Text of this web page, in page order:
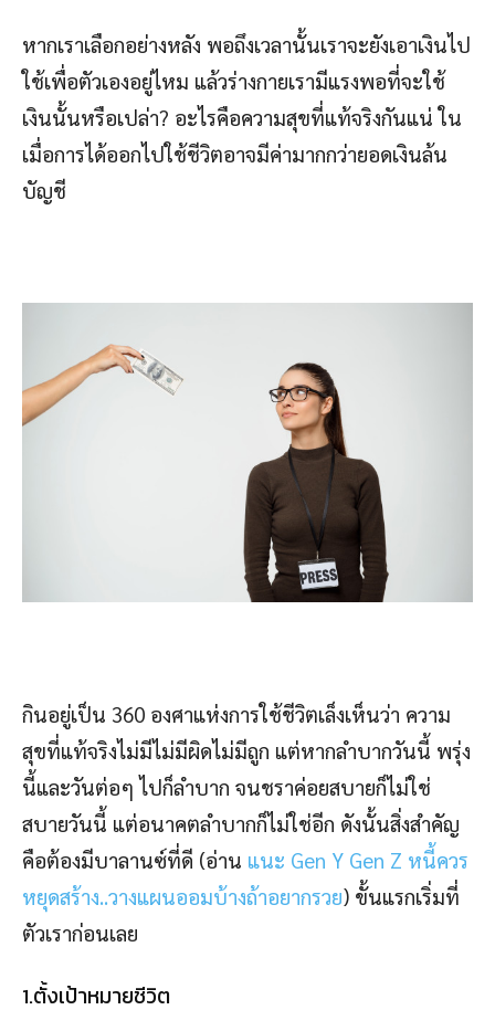
หากเราเลือกอย่างหลัง พอถึงเวลานั้นเราจะยังเอาเงินไป
ใช้เพื่อตัวเองอยู่ไหม แล้วร่างกายเรามีแรงพอที่จะใช้
เงินนั้นหรือเปล่า? อะไรคือความสุขที่แท้จริงกันแน่ ใน
เมื่อการได้ออกไปใช้ชีวิตอาจมีค่ามากกว่ายอดเงินล้น
บัญชี
กินอยู่เป็น 360 องศาแห่งการใช้ชีวิตเล็งเห็นว่า ความ
สุขที่แท้จริงไม่มีไม่มีผิดไม่มีถูก แต่หากลำบากวันนี้ พรุ่ง
นี้และวันต่อๆ ไปก็ลำบาก จนชราค่อยสบายก็ไม่ใช่
สบายวันนี้ แต่อนาคตลำบากก็ไม่ใช่อีก ดังนั้นสิ่งสำคัญ
คือต้องมีบาลานซ์ที่ดี (อ่าน แนะ Gen Y Gen Z หนี้ควร
หยุดสร้าง..วางแผนออมบ้างถ้าอยากรวย) ขั้นแรกเริ่มที่
ตัวเราก่อนเลย
1.ตั้งเป้าหมายชีวิต